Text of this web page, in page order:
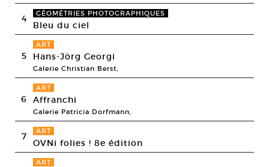
4 GÉOMÉTRIES PHOTOGRAPHIQUES
Bleu du ciel
5
ART
Hans-Jörg Georgi
Galerie Christian Berst,
6
ART
Affranchi
Galerie Patricia Dorfmann,
7 ART
OVNi folies ! 8e édition
ART